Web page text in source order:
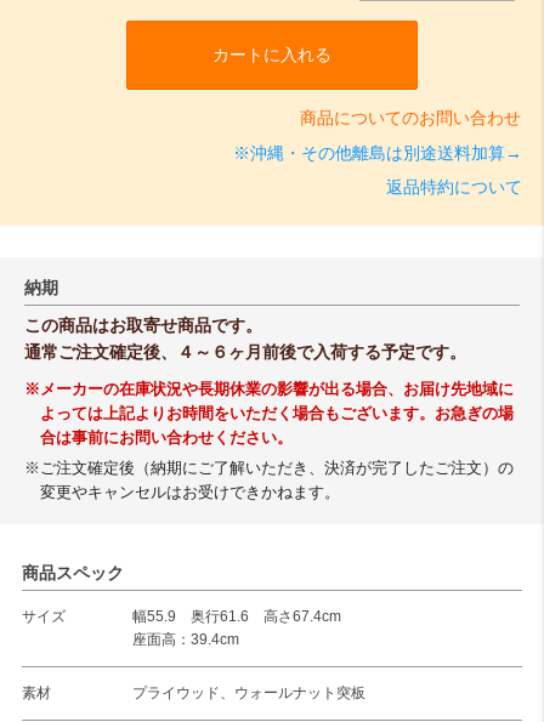
カートに入れる
商品についてのお問い合わせ
※沖縄・その他離島は別途送料加算→
返品特約について
納期
この商品はお取寄せ商品です。
通常ご注文確定後、４～６ヶ月前後で入荷する予定です。
※メーカーの在庫状況や長期休業の影響が出る場合、お届け先地域に
よっては上記よりお時間をいただく場合もございます。お急ぎの場
合は事前にお問い合わせください。
※ご注文確定後（納期にご了解いただき、決済が完了したご注文）の
変更やキャンセルはお受けできかねます。
商品スペック
サイズ
幅55.9 奥行61.6 高さ67.4cm
座面高：39.4cm
素材 プライウッド、ウォールナット突板